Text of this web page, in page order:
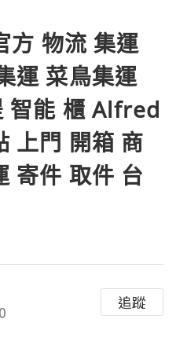
方 物流 集運
運 菜鳥集運
智能 櫃 Alfred
上門 開箱 商
寄件 取件 台
追蹤